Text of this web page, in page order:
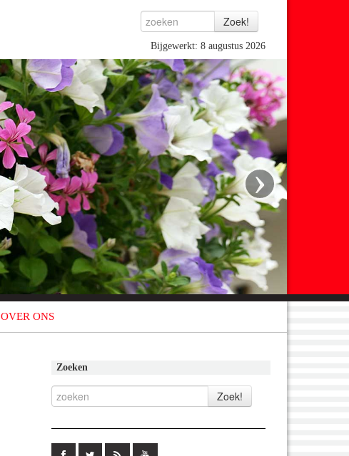
Bijgewerkt: 8 augustus 2026
›
OVER ONS
Zoeken